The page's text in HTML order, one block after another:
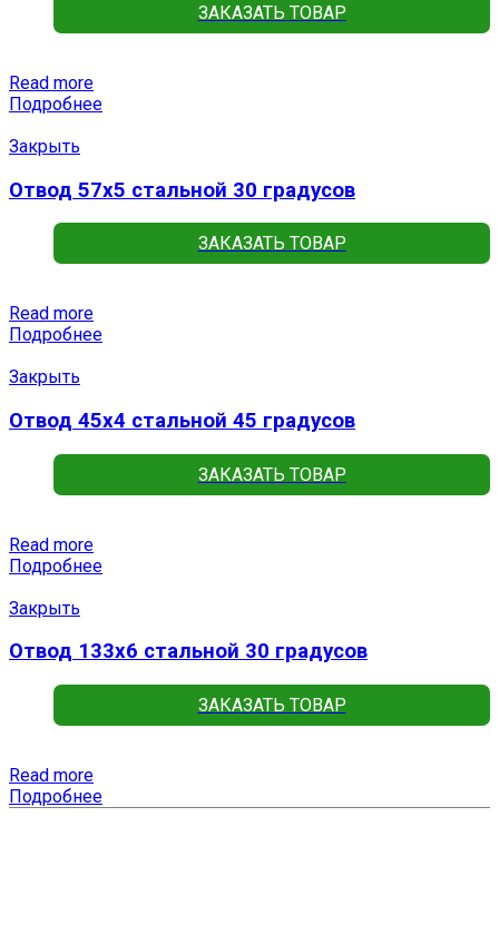
ЗАКАЗАТЬ ТОВАР
Read more
Подробнее
Закрыть
Отвод 57х5 стальной 30 градусов
ЗАКАЗАТЬ ТОВАР
Read more
Подробнее
Закрыть
Отвод 45х4 стальной 45 градусов
ЗАКАЗАТЬ ТОВАР
Read more
Подробнее
Закрыть
Отвод 133х6 стальной 30 градусов
ЗАКАЗАТЬ ТОВАР
Read more
Подробнее